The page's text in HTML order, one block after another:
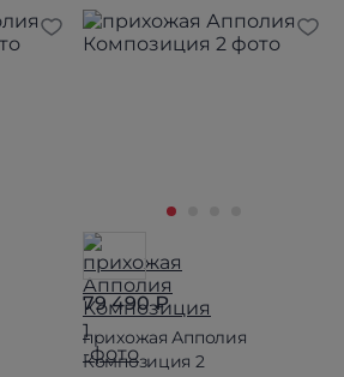
79 490 ₽
прихожая Апполия
Композиция 2